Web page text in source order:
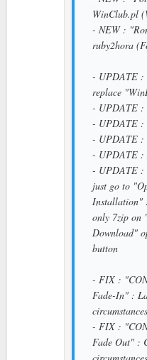
WinClub.pl
- NEW :
ruby2hora
- UPDATE :
replace
- UPDATE :
- UPDATE :
- UPDATE :
- UPDATE :
- UPDATE :
just go to
Installation"
only 7zip on
Download"
button
- FIX :
Fade-In" :
circumstances
- FIX :
Fade Out" :
circumstances